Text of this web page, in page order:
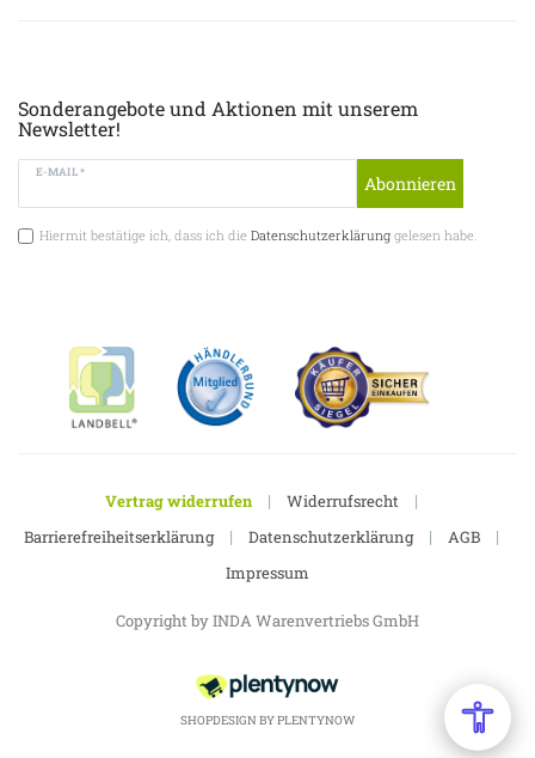
Sonderangebote und Aktionen mit unserem
Newsletter!
E-MAIL *
Abonnieren
Hiermit bestätige ich, dass ich die Datenschutzerklärunggelesen habe.
Vertrag widerrufen | Widerrufsrecht |
Barrierefreiheitserklärung | Datenschutzerklärung | AGB |
Impressum
Copyright by INDA Warenvertriebs GmbH
SHOPDESIGN BYPLENTYNOW